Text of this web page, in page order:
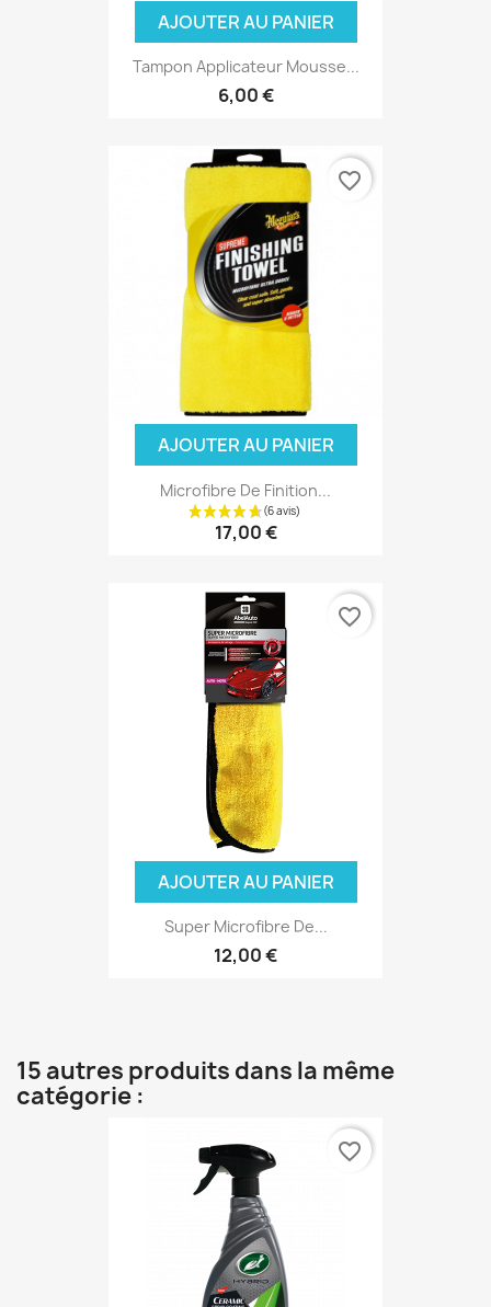
AJOUTER AU PANIER
Tampon Applicateur Mousse...
6,00 €
AJOUTER AU PANIER
Microfibre De Finition...
17,00 €
favorite_border
AJOUTER AU PANIER
Super Microfibre De...
12,00 €
favorite_border
15 autres produits dans la même
catégorie :
favorite_border